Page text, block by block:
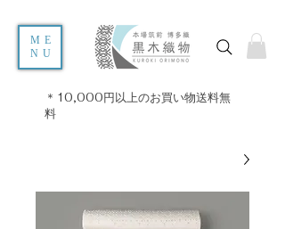
ME
NU
＊10,000円以上のお買い物送料無
料